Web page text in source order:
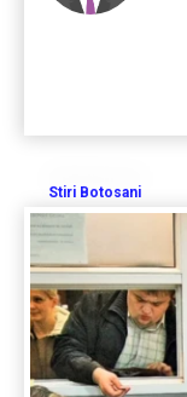
Stiri Botosani